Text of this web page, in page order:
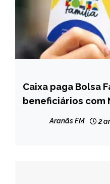
BRASIL
NOTÍCIAS
Caixa paga Bolsa
beneficiários com
Aranãs FM 2